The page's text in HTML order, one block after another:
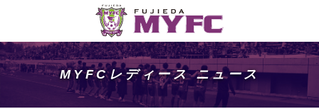
MYFCレディース ニュース